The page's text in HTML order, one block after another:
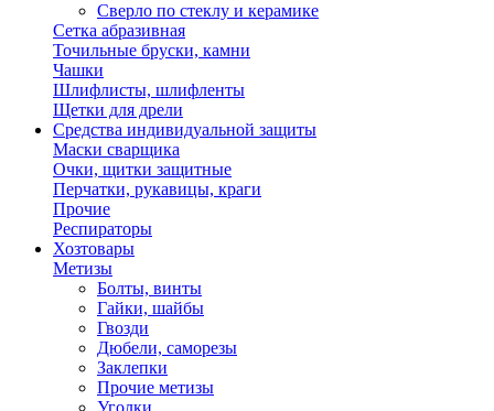
Сверло по стеклу и керамике
Сетка абразивная
Точильные бруски, камни
Чашки
Шлифлисты, шлифленты
Щетки для дрели
Средства индивидуальной защиты
Маски сварщика
Очки, щитки защитные
Перчатки, рукавицы, краги
Прочие
Респираторы
Хозтовары
Метизы
Болты, винты
Гайки, шайбы
Гвозди
Дюбели, саморезы
Заклепки
Прочие метизы
Уголки